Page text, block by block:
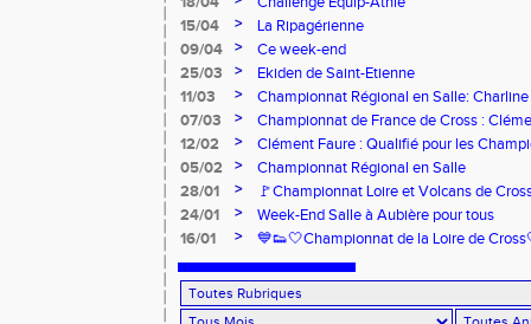
15/04
>
La Ripagérienne
09/04
>
Ce week-end
25/03
>
Ekiden de Saint-Etienne
11/03
>
Championnat Régional en Salle:
07/03
>
Championnat de France de Cross :
12/02
>
Clément Faure : Qualifié pour les
05/02
>
Championnat Régional en Salle
28/01
>
🚩Championnat Loire et Volcans de
24/01
>
Week-End Salle à Aubière pour tous
16/01
> 💙👟🤍Championnat de la Loire de